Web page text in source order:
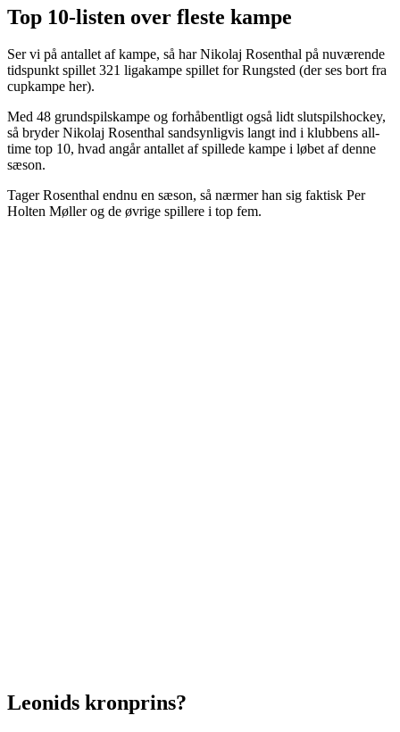
Top 10-listen over fleste kampe
Ser vi på antallet af kampe, så har Nikolaj Rosenthal på nuværende
tidspunkt spillet 321 ligakampe spillet for Rungsted (der ses bort fra
cupkampe her).
Med 48 grundspilskampe og forhåbentligt også lidt slutspilshockey,
så bryder Nikolaj Rosenthal sandsynligvis langt ind i klubbens all-
time top 10, hvad angår antallet af spillede kampe i løbet af denne
sæson.
Tager Rosenthal endnu en sæson, så nærmer han sig faktisk Per
Holten Møller og de øvrige spillere i top fem.
Leonids kronprins?